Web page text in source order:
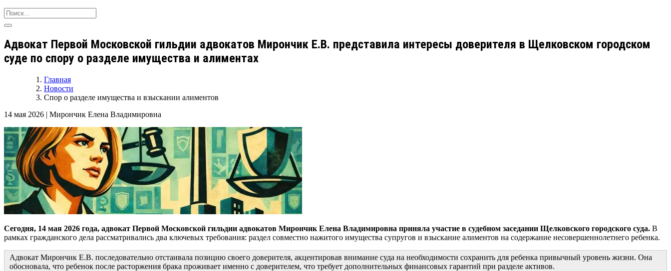
Адвокат Первой Московской гильдии адвокатов Мирончик Е.В. представила интересы доверителя в Щелковском городском
суде по спору о разделе имущества и алиментах
Главная
Новости
Спор о разделе имущества и взыскании алиментов
14 мая 2026 | Мирончик Елена Владимировна
Сегодня, 14 мая 2026 года, адвокат Первой Московской гильдии адвокатов Мирончик Елена Владимировна приняла участие в судебном заседании Щелковского городского суда. В
рамках гражданского дела рассматривались два ключевых требования: раздел совместно нажитого имущества супругов и взыскание алиментов на содержание несовершеннолетнего ребенка.
Адвокат Мирончик Е.В. последовательно отстаивала позицию своего доверителя, акцентировав внимание суда на необходимости сохранить для ребенка привычный уровень жизни. Она
обосновала, что ребенок после расторжения брака проживает именно с доверителем, что требует дополнительных финансовых гарантий при разделе активов.